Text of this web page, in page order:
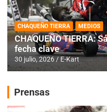
CHAQUEÑO TIERRA MEDIOS
CHAQUEÑO TIERRA:
fecha clave
30 julio, 2026 E-Kart
Prensas